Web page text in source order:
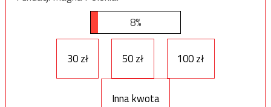
8%
30 zł 50 zł 100 zł
Inna kwota